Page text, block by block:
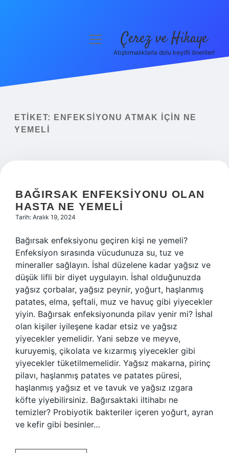
Yasal Uyarı
menüyü Çerez ve Hikaye
Atıştırmalıklarla dolu keyifli öneriler!
ETIKET:
ENFEKSIYONU ATMAK IÇIN NE
YEMELI
BAĞIRSAK ENFEKSIYONU OLAN
HASTA NE YEMELI
Tarih: Aralık 19, 2024
Bağırsak enfeksiyonu geçiren kişi ne yemeli?
Enfeksiyon sırasında vücudunuza su, tuz ve
mineraller sağlayın. İshal düzelene kadar yağsız ve
düşük lifli bir diyet uygulayın. İshal olduğunuzda
yağsız çorbalar, yağsız peynir, yoğurt, haşlanmış
patates, elma, şeftali, muz ve havuç gibi yiyecekler
yiyin. Bağırsak enfeksiyonunda pilav yenir mi? İshal
olan kişiler iyileşene kadar etsiz ve yağsız
yiyecekler yemelidir. Yani sebze ve meyve,
kuruyemiş, çikolata ve kızarmış yiyecekler gibi
yiyecekler tüketilmemelidir. Yağsız makarna, pirinç
pilavı, haşlanmış patates ve patates püresi,
haşlanmış yağsız et ve tavuk ve yağsız ızgara
köfte yiyebilirsiniz. Bağırsaktaki iltihabı ne
temizler? Probiyotik bakteriler içeren yoğurt, ayran
ve kefir gibi besinler…